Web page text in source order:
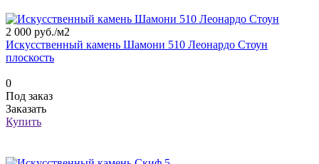
2 000 руб./м2
Искусственный камень Шамони 510 Леонардо Стоун
плоскость
0
Под заказ
Заказать
Купить